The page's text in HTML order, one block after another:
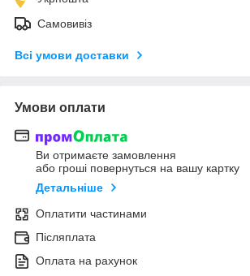
Самовивіз
Всі умови доставки
Умови оплати
Ви отримаєте замовлення
або гроші повернуться на вашу картку
Детальніше
Оплатити частинами
Післяплата
Оплата на рахунок